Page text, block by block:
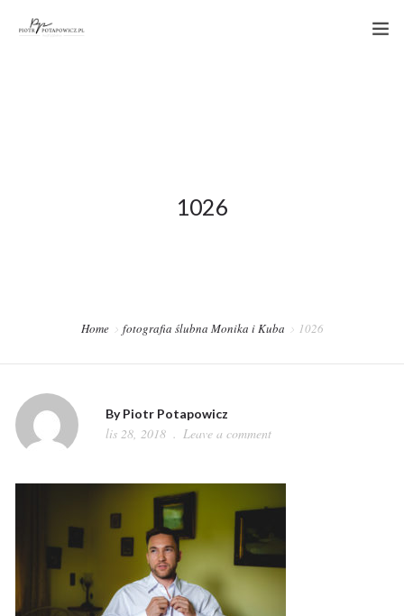
1026
Home fotografia ślubna Monika i Kuba 1026
ByPiotr Potapowicz
lis 28, 2018 Leave a comment